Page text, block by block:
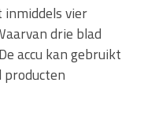
inmiddels vier
drie blad
accu kan gebruikt
producten